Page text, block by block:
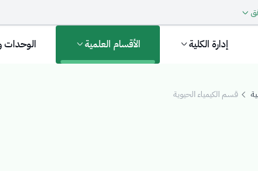
إدارة الكلية الأقسام العلمية الوحدات
قسم الكيمياء الحيوية